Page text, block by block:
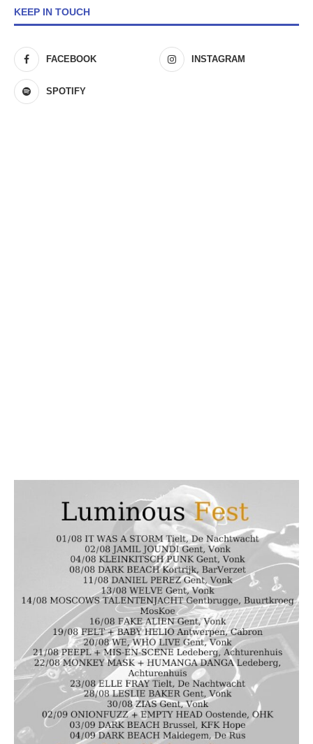
KEEP IN TOUCH
FACEBOOK INSTAGRAM
SPOTIFY